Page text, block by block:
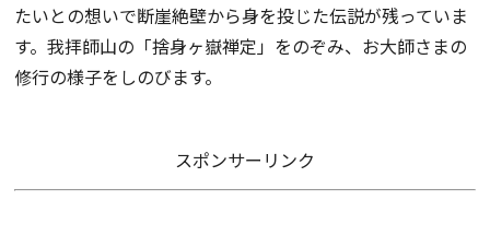
たいとの想いで断崖絶壁から身を投じた伝説が残っていま
す。我拝師山の「捨身ヶ嶽禅定」をのぞみ、お大師さまの
修行の様子をしのびます。
スポンサーリンク